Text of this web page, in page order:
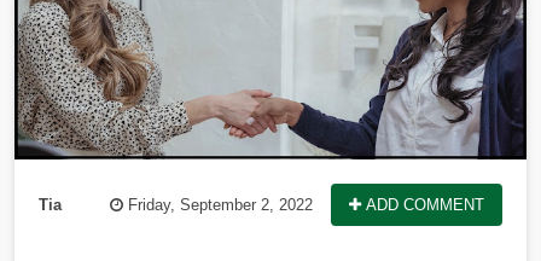
Tia Friday, September 2, 2022 ADD COMMENT